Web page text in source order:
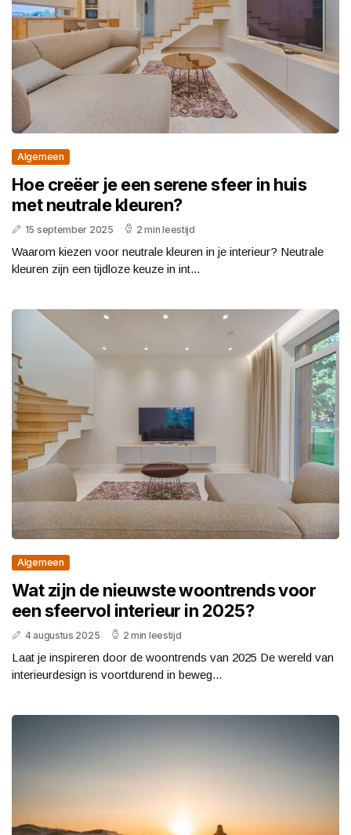
Algemeen
Hoe creëer je een serene sfeer in huis
met neutrale kleuren?
15 september 2025 2 min leestijd
Waarom kiezen voor neutrale kleuren in je interieur? Neutrale
kleuren zijn een tijdloze keuze in int...
Algemeen
Wat zijn de nieuwste woontrends voor
een sfeervol interieur in 2025?
4 augustus 2025 2 min leestijd
Laat je inspireren door de woontrends van 2025 De wereld van
interieurdesign is voortdurend in beweg...